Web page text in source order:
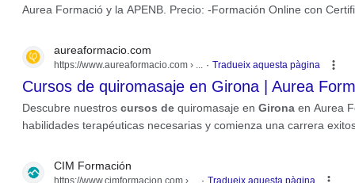
Aurea Formació y la APENB. Precio: -Formación Online con
Cursos de quiromasaje en Girona | Aurea
aureaformacio.com
https://www.aureaformacio.com › ... Tradueix aquesta pàgina
Descubre nuestros cursos de quiromasaje en Girona en Aurea
habilidades terapéuticas necesarias y comienza una carrera
CIM Formación
https://www.cimformacion.com › ... Tradueix aquesta pàgina